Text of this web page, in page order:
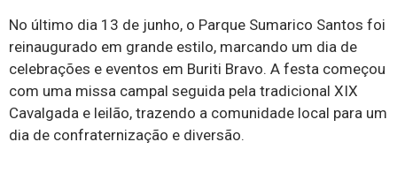
No último dia 13 de junho, o Parque Sumarico Santos foi
reinaugurado em grande estilo, marcando um dia de
celebrações e eventos em Buriti Bravo. A festa começou
com uma missa campal seguida pela tradicional XIX
Cavalgada e leilão, trazendo a comunidade local para um
dia de confraternização e diversão.